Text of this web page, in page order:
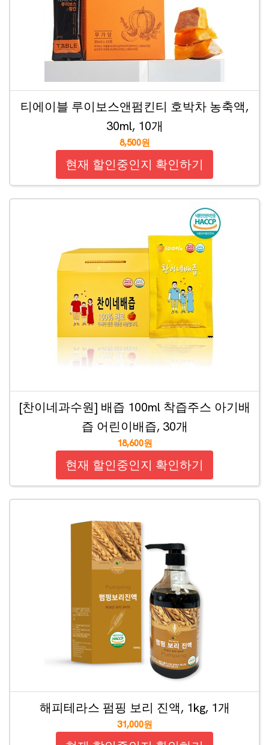
티에이블 루이보스앤펌킨티 호박차 농축액,
30ml, 10개
8,500원
현재 할인중인지 확인하기
[찬이네과수원] 배즙 100ml 착즙주스 아기배
즙 어린이배즙, 30개
18,600원
현재 할인중인지 확인하기
해피테라스 펌핑 보리 진액, 1kg, 1개
31,000원